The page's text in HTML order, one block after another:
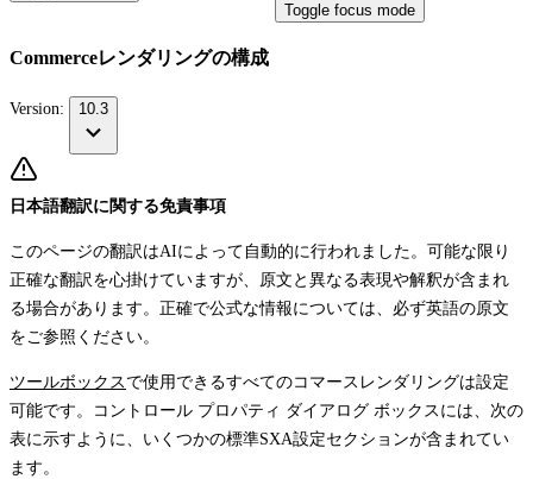
Toggle focus mode
Commerceレンダリングの構成
Version: 10.3
日本語翻訳に関する免責事項
このページの翻訳はAIによって自動的に行われました。可能な限り
正確な翻訳を心掛けていますが、原文と異なる表現や解釈が含まれ
る場合があります。正確で公式な情報については、必ず英語の原文
をご参照ください。
ツールボックス で使用できるすべてのコマースレンダリングは設定
可能です。コントロール プロパティ ダイアログ ボックスには、次の
表に示すように、いくつかの標準SXA設定セクションが含まれてい
ます。